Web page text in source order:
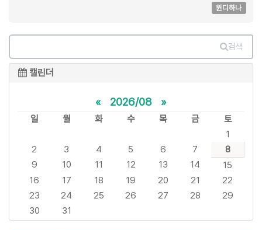
윈디하나
검색
캘린더
« 2026/08 »
일 월 화 수 목 금
토
1
2
3 4 5 6 7
8
9
10 11 12 13 14
15
16
17 18 19 20 21
22
23
24 25 26 27 28
29
30
31